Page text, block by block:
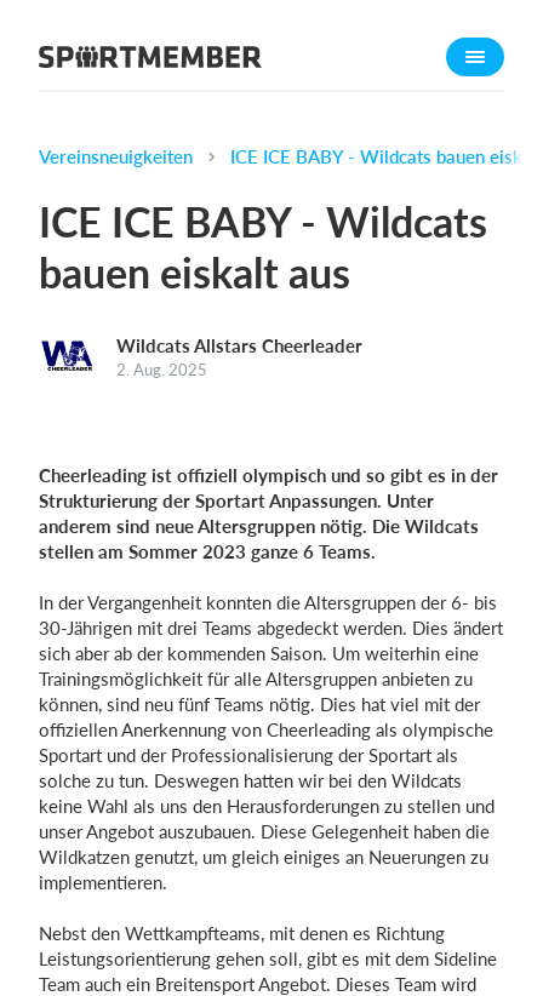
Über SportMember
Funktionen
Trainingsplan
Homepage erstellen
Was kostet es?
Deutsch
Einloggen
Vereinsneuigkeiten ICE ICE BABY - Wildcats bauen
ICE ICE BABY - Wildcats
bauen eiskalt aus
Wildcats Allstars Cheerleader
2. Aug. 2025
Cheerleading ist offiziell olympisch und so gibt es in der
Strukturierung der Sportart Anpassungen. Unter
anderem sind neue Altersgruppen nötig. Die Wildcats
stellen am Sommer 2023 ganze 6 Teams.
In der Vergangenheit konnten die Altersgruppen der 6- bis
30-Jährigen mit drei Teams abgedeckt werden. Dies ändert
sich aber ab der kommenden Saison. Um weiterhin eine
Trainingsmöglichkeit für alle Altersgruppen anbieten zu
können, sind neu fünf Teams nötig. Dies hat viel mit der
offiziellen Anerkennung von Cheerleading als olympische
Sportart und der Professionalisierung der Sportart als
solche zu tun. Deswegen hatten wir bei den Wildcats
keine Wahl als uns den Herausforderungen zu stellen und
unser Angebot auszubauen. Diese Gelegenheit haben die
Wildkatzen genutzt, um gleich einiges an Neuerungen zu
implementieren.
Nebst den Wettkampfteams, mit denen es Richtung
Leistungsorientierung gehen soll, gibt es mit dem Sideline
Team auch ein Breitensport Angebot. Dieses Team wird